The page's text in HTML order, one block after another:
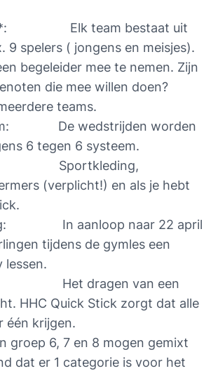
Elk team bestaat uit
9 spelers ( jongens en meisjes).
begeleider mee te nemen. Zijn
die mee willen doen?
teams.
De wedstrijden worden
6 tegen 6 systeem.
Sportkleding,
(verplicht!) en als je hebt
In aanloop naar 22 april
tijdens de gymles een
lessen.
Het dragen van een
HHC Quick Stick zorgt dat alle
één krijgen.
groep 6, 7 en 8 mogen gemixt
dat er 1 categorie is voor het